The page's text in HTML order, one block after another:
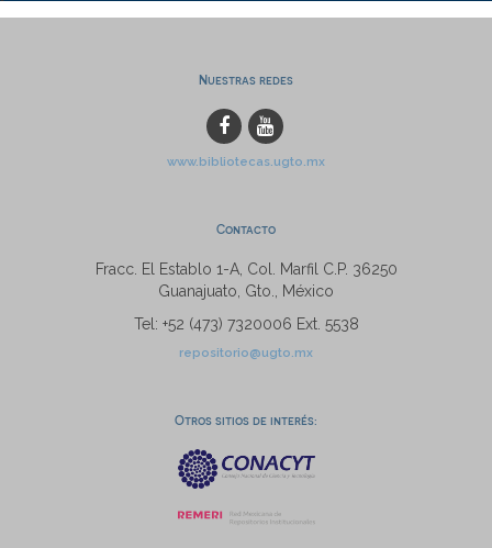
Nuestras redes
www.bibliotecas.ugto.mx
Contacto
Fracc. El Establo 1-A, Col. Marfil C.P. 36250
Guanajuato, Gto., México
Tel: +52 (473) 7320006 Ext. 5538
repositorio@ugto.mx
Otros sitios de interés: